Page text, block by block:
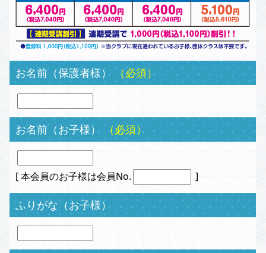
お名前（保護者様） （必須）
お名前（お子様） （必須）
[ 本会員のお子様は会員No. ]
ふりがな（お子様）